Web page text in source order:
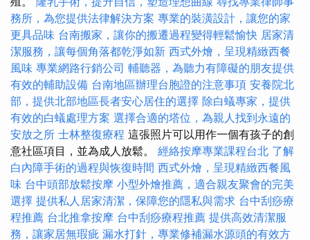
務所，為您提供法律解決方案 專業的裝潢設計，讓您的家
更具品味 台南搬家，讓你的搬遷過程變得輕鬆愉快 居家清
潔服務，讓每個角落都乾淨如新 西式外燴，呈現精緻西餐
風味 專業網路行銷公司 輔聽器，為聽力有障礙的朋友提供
有效的輔助設備 台南地區辦理台胞證的注意事項 安養院北
部，提供北部地區長者安心居住的選擇 除白蟻專家，提供
有效的白蟻處理方案 選擇合適的塔位，為親人找到永遠的
安放之所 士林整復療程 這張照片可以用作一個有孩子的創
意社區項目，並為成人放鬆。 經絡按摩專業課程台北 了解
白內障手術的過程與恢復時間 西式外燴，呈現精緻西餐風
味 台中頭部放鬆按摩 小型外燴推薦，適合親友聚會的完美
選擇 提供私人居家清潔，保障您的隱私與需求 台中刮痧療
程推薦 台北推拿按摩 台中刮痧療程推薦 提供高效清潔服
務，讓家居無瑕疵 漏水打針，專業修補漏水源頭的有效方